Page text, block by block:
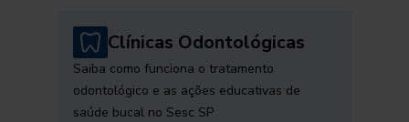
Clínicas Odontológicas
Saiba como funciona o tratamento
odontológico e as ações educativas de
saúde bucal no Sesc SP